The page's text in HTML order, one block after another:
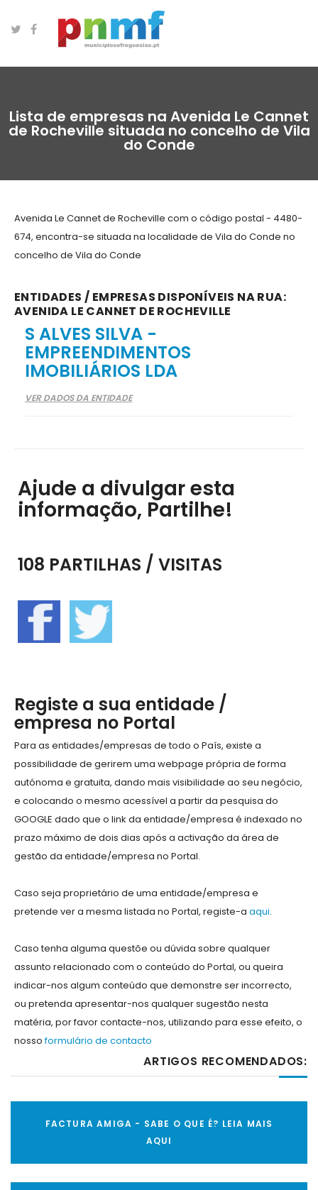
Lista de empresas na Avenida Le Cannet
de Rocheville situada no concelho de Vila
do Conde
Avenida Le Cannet de Rocheville com o código postal - 4480-
674, encontra-se situada na localidade de Vila do Conde no
concelho de Vila do Conde
ENTIDADES / EMPRESAS DISPONÍVEIS NA RUA:
AVENIDA LE CANNET DE ROCHEVILLE
S ALVES SILVA -
EMPREENDIMENTOS
IMOBILIÁRIOS LDA
VER DADOS DA ENTIDADE
Ajude a divulgar esta
informação, Partilhe!
108 PARTILHAS / VISITAS
Registe a sua entidade /
empresa no Portal
Para as entidades/empresas de todo o País, existe a
possibilidade de gerirem uma webpage própria de forma
autónoma e gratuita, dando mais visibilidade ao seu negócio,
e colocando o mesmo acessível a partir da pesquisa do
GOOGLE dado que o link da entidade/empresa é indexado no
prazo máximo de dois dias após a activação da área de
gestão da entidade/empresa no Portal.
Caso seja proprietário de uma entidade/empresa e
pretende ver a mesma listada no Portal, registe-a aqui.
Caso tenha alguma questõe ou dúvida sobre qualquer
assunto relacionado com o conteúdo do Portal, ou queira
indicar-nos algum conteúdo que demonstre ser incorrecto,
ou pretenda apresentar-nos qualquer sugestão nesta
matéria, por favor contacte-nos, utilizando para esse efeito, o
nossoformulário de contacto
ARTIGOS RECOMENDADOS:
FACTURA AMIGA - SABE O QUE É? LEIA MAIS
AQUI